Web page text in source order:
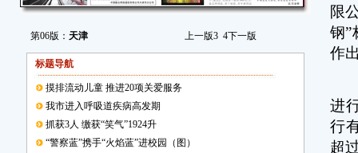
第06版： 天津 上一版3 4下一版
标题导航
摸排流动儿童 推进20项关爱服务
我市进入呼吸道疾病高发期
抓获3人 缴获“笑气”1924升
“警察蓝”携手“火焰蓝”进校园（图）
限
钢”
作
进
行
超